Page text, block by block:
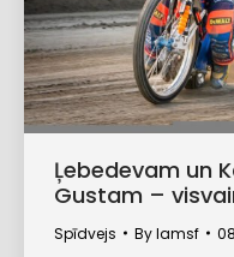
Ļebedevam un
Gustam –
Spīdvejs Bylamsf